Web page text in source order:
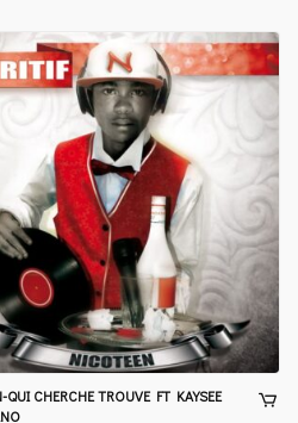
QUI CHERCHE TROUVE FT KAYSEE